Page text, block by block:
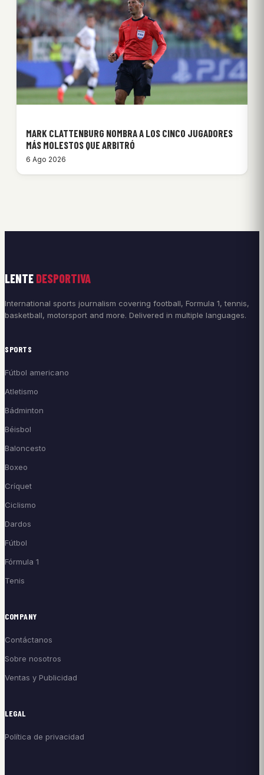
MARK CLATTENBURG NOMBRA A LOS CINCO JUGADORES
MÁS MOLESTOS QUE ARBITRÓ
6 Ago 2026
LENTE DESPORTIVA
International sports journalism covering football, Formula 1, tennis,
basketball, motorsport and more. Delivered in multiple languages.
SPORTS
Fútbol americano
Atletismo
Bádminton
Béisbol
Baloncesto
Boxeo
Críquet
Ciclismo
Dardos
Fútbol
Fórmula 1
Tenis
COMPANY
Contáctanos
Sobre nosotros
Ventas y Publicidad
LEGAL
Política de privacidad